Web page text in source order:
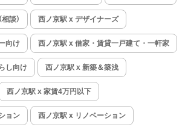
談） 西ノ京駅 x デザイナーズ
向け 西ノ京駅 x 借家・賃貸一戸建て・一軒家
し向け 西ノ京駅 x 新築＆築浅
西ノ京駅 x 家賃4万円以下
ョン 西ノ京駅 x リノベーション